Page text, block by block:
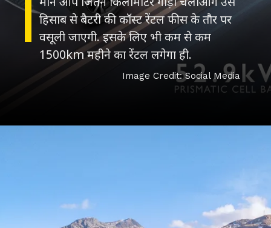
हिसाब से बैटरी की कॉस्ट रेंटल फीस के तौर पर
वसूली जाएगी. इसके लिए भी कम से कम
Image Credit: Social Media